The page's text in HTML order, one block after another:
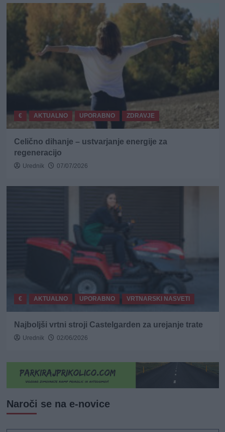
€ AKTUALNO UPORABNO ZDRAVJE
Celično dihanje – ustvarjanje energije za
regeneracijo
Urednik 07/07/2026
€ AKTUALNO UPORABNO VRTNARSKI NASVETI
Najboljši vrtni stroji Castelgarden za urejanje trate
Urednik 02/06/2026
Naroči se na e-novice